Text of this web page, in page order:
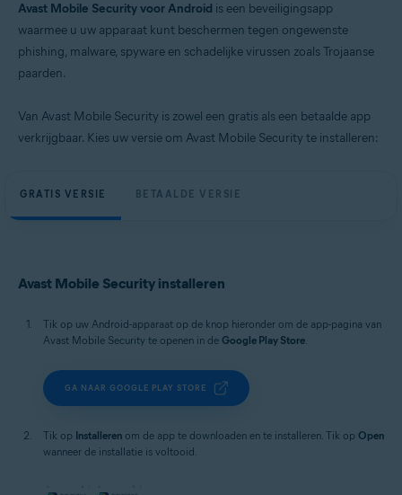
Avast Mobile Security voor Android is een beveiligingsapp
waarmee u uw apparaat kunt beschermen tegen ongewenste
phishing, malware, spyware en schadelijke virussen zoals Trojaanse
paarden.
Van Avast Mobile Security is zowel een gratis als een betaalde app
verkrijgbaar. Kies uw versie om Avast Mobile Security te installeren:
GRATIS VERSIE BETAALDE VERSIE
Avast Mobile Security installeren
Tik op uw Android-apparaat op de knop hieronder om de app-pagina van
Avast Mobile Security te openen in de Google Play Store.
GA NAAR GOOGLE PLAY STORE
Tik op Installeren om de app te downloaden en te installeren. Tik op Open
wanneer de installatie is voltooid.